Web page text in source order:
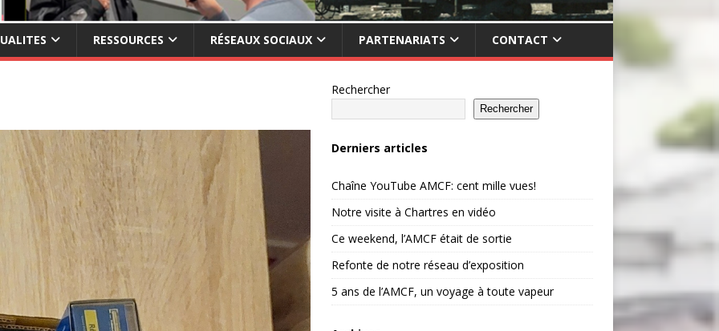
RESSOURCES RÉSEAUX SOCIAUX PARTENARIATS CONTACT
Rechercher
Rechercher
Derniers articles
Chaîne YouTube AMCF: cent mille vues!
Notre visite à Chartres en vidéo
Ce weekend, l’AMCF était de sortie
Refonte de notre réseau d’exposition
5 ans de l’AMCF, un voyage à toute vapeur